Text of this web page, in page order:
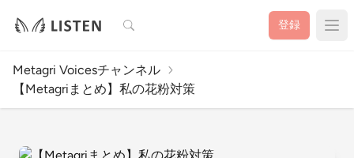
検索 登録
Metagri Voicesチャンネル
【Metagriまとめ】私の花粉対策